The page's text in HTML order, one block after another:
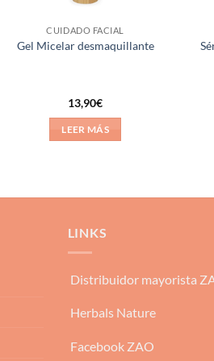
CUIDADO FACIAL
Gel Micelar desmaquillante
13,90€
LEER MÁS
LINKS
Distribuidor mayorista
Herbals Nature
Facebook ZAO